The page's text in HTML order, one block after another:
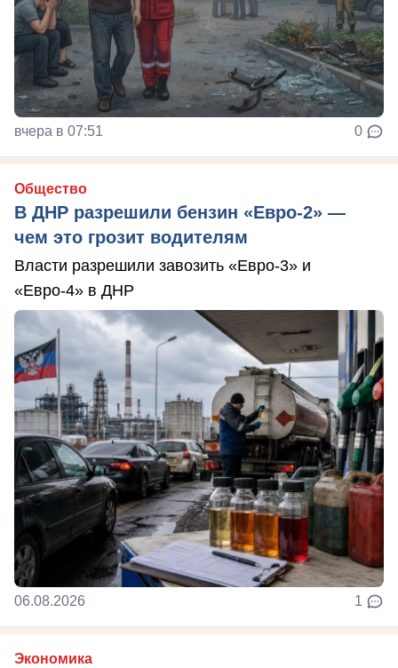
вчера в 07:51 0
Общество
В ДНР разрешили бензин «Евро-2» —
чем это грозит водителям
Власти разрешили завозить «Евро-3» и
«Евро-4» в ДНР
06.08.2026 1
Экономика